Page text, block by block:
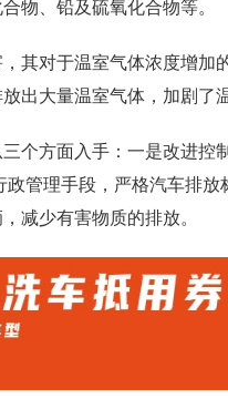
物、铅及硫氧化合物等。
其对于温室气体浓度增加
出大量温室气体，加剧了
个方面入手：一是改进
政管理手段，严格汽车排
减少有害物质的排放。